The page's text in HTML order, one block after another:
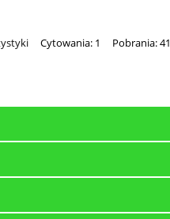
Cytowania: 1 Pobrania: 41